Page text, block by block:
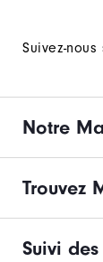
Suivez-
Notre
Trouvez
Suivi